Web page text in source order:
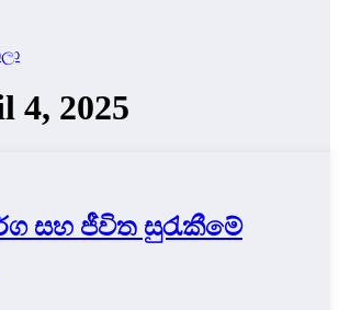
4, 2025
සහ ජීවිත සුරැකීමේ